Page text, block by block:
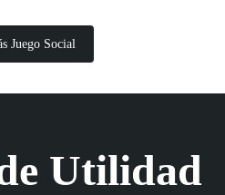
Juego Social
Utilidad